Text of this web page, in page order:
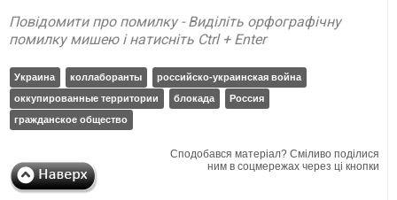
Повідомити про помилку - Виділіть орфографічну
помилку мишею і натисніть Ctrl + Enter
Украина коллаборанты
российско-украинская война
оккупированные территории
блокада
Россия
гражданское общество
Сподобався матеріал? Сміливо поділися
ним в соцмережах через ці кнопки